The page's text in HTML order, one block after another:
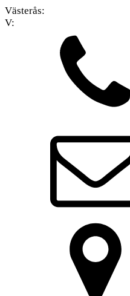
Västerås:
V: